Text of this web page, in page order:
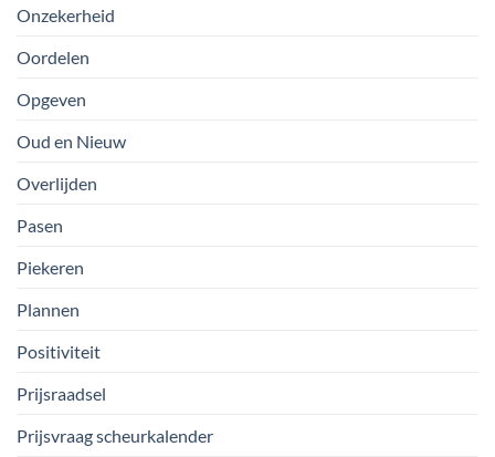
Onzekerheid
Oordelen
Opgeven
Oud en Nieuw
Overlijden
Pasen
Piekeren
Plannen
Positiviteit
Prijsraadsel
Prijsvraag scheurkalender